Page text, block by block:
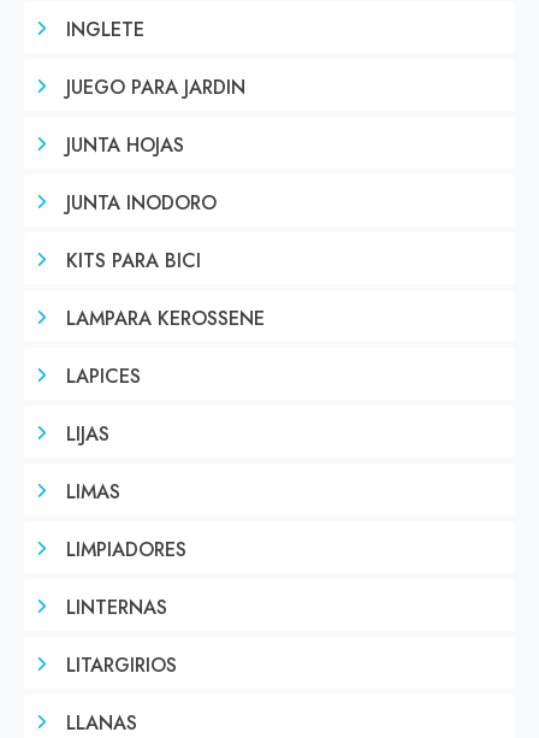
INGLETE
JUEGO PARA JARDIN
JUNTA HOJAS
JUNTA INODORO
KITS PARA BICI
LAMPARA KEROSSENE
LAPICES
LIJAS
LIMAS
LIMPIADORES
LINTERNAS
LITARGIRIOS
LLANAS